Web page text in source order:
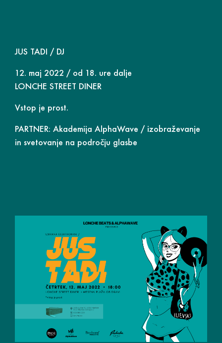
JUS TADI / DJ
12. maj 2022 / od 18. ure dalje
LONCHE STREET DINER
Vstop je prost.
PARTNER: Akademija AlphaWave / izobraževanje
in svetovanje na področju glasbe